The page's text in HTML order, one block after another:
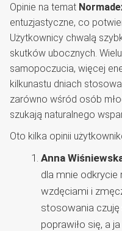
Opinie na temat
entuzjastyczne, co
Użytkownicy chwalą
skutków ubocznych.
samopoczucia, więcej
kilkunastu dniach
zarówno wśród osób
szukają naturalnego
Oto kilka opinii
Anna
dla mnie odkrycie
wzdęciami i
stosowania czuję
poprawiło się, a